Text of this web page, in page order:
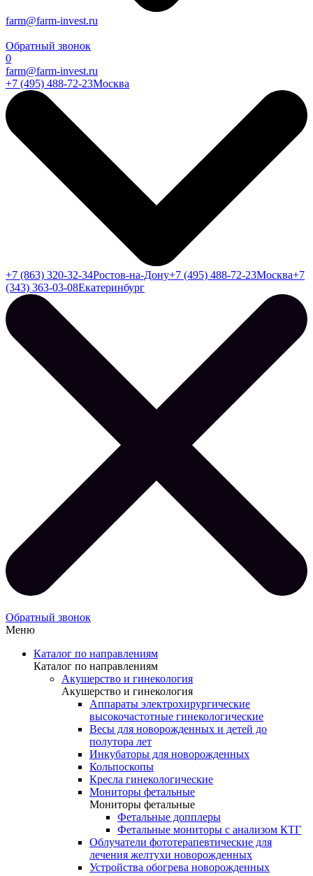
farm@farm-invest.ru
Обратный звонок
0
farm@farm-invest.ru
+7 (495) 488-72-23Москва
+7 (863) 320-32-34Ростов-на-Дону+7 (495) 488-72-23Москва+7
(343) 363-03-08Екатеринбург
Обратный звонок
Меню
Каталог по направлениям
Каталог по направлениям
Акушерство и гинекология
Акушерство и гинекология
Аппараты электрохирургические
высокочастотные гинекологические
Весы для новорожденных и детей до
полутора лет
Инкубаторы для новорожденных
Кольпоскопы
Кресла гинекологические
Мониторы фетальные
Мониторы фетальные
Фетальные допплеры
Фетальные мониторы с анализом КТГ
Облучатели фототерапевтические для
лечения желтухи новорожденных
Устройства обогрева новорожденных